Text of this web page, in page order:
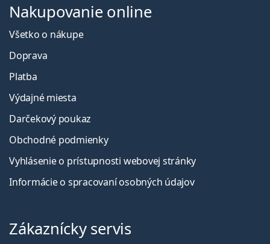
Nakupovanie online
Všetko o nákupe
Doprava
Platba
Výdajné miesta
Darčekový poukaz
Obchodné podmienky
Vyhlásenie o prístupnosti webovej stránky
Informácie o spracovaní osobných údajov
Zákaznícky servis